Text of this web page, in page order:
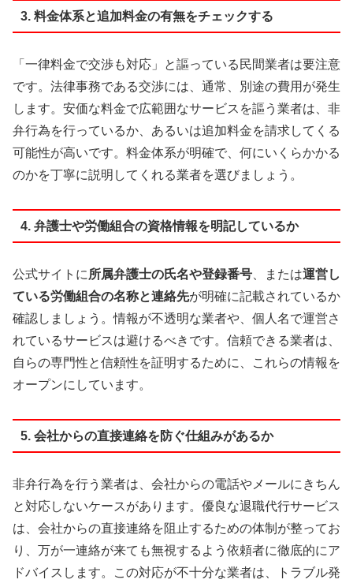
3. 料金体系と追加料金の有無をチェックする
「一律料金で交渉も対応」と謳っている民間業者は要注意
です。法律事務である交渉には、通常、別途の費用が発生
します。安価な料金で広範囲なサービスを謳う業者は、非
弁行為を行っているか、あるいは追加料金を請求してくる
可能性が高いです。料金体系が明確で、何にいくらかかる
のかを丁寧に説明してくれる業者を選びましょう。
4. 弁護士や労働組合の資格情報を明記しているか
公式サイトに 所属弁護士の氏名や登録番号 、または運営し
ている労働組合の名称と連絡先が明確に記載されているか
確認しましょう。情報が不透明な業者や、個人名で運営さ
れているサービスは避けるべきです。信頼できる業者は、
自らの専門性と信頼性を証明するために、これらの情報を
オープンにしています。
5. 会社からの直接連絡を防ぐ仕組みがあるか
非弁行為を行う業者は、会社からの電話やメールにきちん
と対応しないケースがあります。優良な退職代行サービス
は、会社からの直接連絡を阻止するための体制が整ってお
り、万が一連絡が来ても無視するよう依頼者に徹底的にア
ドバイスします。この対応が不十分な業者は、トラブル発